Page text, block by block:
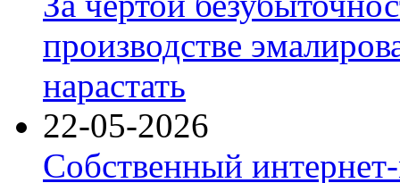
производстве
нарастать
22-05-2026
Собственный